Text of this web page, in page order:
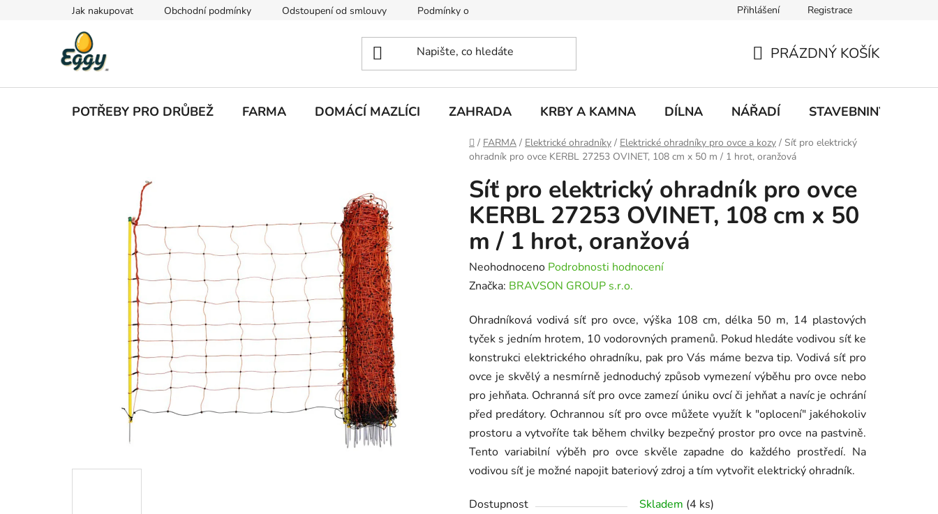
Jak nakupovat Obchodní podmínky Odstoupení od smlouvy Podmínky ochrany osobních údajů Doprava a platbaPřihlášení Registrace
KOŠÍK
PRÁZDNÝ KOŠÍK
POTŘEBY PRO DRŮBEŽ FARMA DOMÁCÍ MAZLÍCI ZAHRADA KRBY A KAMNA DÍLNA NÁŘADÍ STAVEBNINY
Domů
/ FARMA / Elektrické ohradníky / Elektrické ohradníky pro ovce a kozy / Síť pro elektrický
ohradník pro ovce KERBL 27253 OVINET, 108 cm x 50 m / 1 hrot, oranžová
Síť pro elektrický ohradník pro ovce
KERBL 27253 OVINET, 108 cm x 50
m / 1 hrot, oranžová
Průměrné
hodnocení
je
0,0
z
5
hvězdiček.
Neohodnoceno Podrobnosti hodnocení
Značka: BRAVSON GROUP s.r.o.
Ohradníková vodivá síť pro ovce, výška 108 cm, délka 50 m, 14 plastových
tyček s jedním hrotem, 10 vodorovných pramenů. Pokud hledáte vodivou síť ke
konstrukci elektrického ohradníku, pak pro Vás máme bezva tip. Vodivá síť pro
ovce je skvělý a nesmírně jednoduchý způsob vymezení výběhu pro ovce nebo
pro jehňata. Ochranná síť pro ovce zamezí úniku ovcí či jehňat a navíc je ochrání
před predátory. Ochrannou síť pro ovce můžete využít k "oplocení" jakéhokoliv
prostoru a vytvoříte tak během chvilky bezpečný prostor pro ovce na pastvině.
Tento variabilní výběh pro ovce skvěle zapadne do každého prostředí. Na
vodivou síť je možné napojit bateriový zdroj a tím vytvořit elektrický ohradník.
Dostupnost Skladem (4 ks)